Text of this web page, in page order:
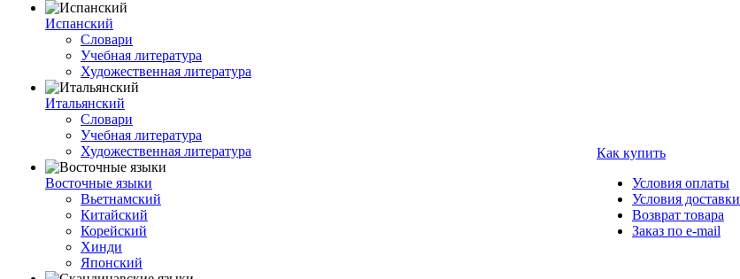
Испанский
Словари
Учебная литература
Художественная литература
Итальянский
Словари
Учебная литература
Художественная литература
Восточные языки
Вьетнамский
Китайский
Корейский
Хинди
Японский
Как купить
Условия оплаты
Условия доставки
Возврат товара
Заказ по e-mail